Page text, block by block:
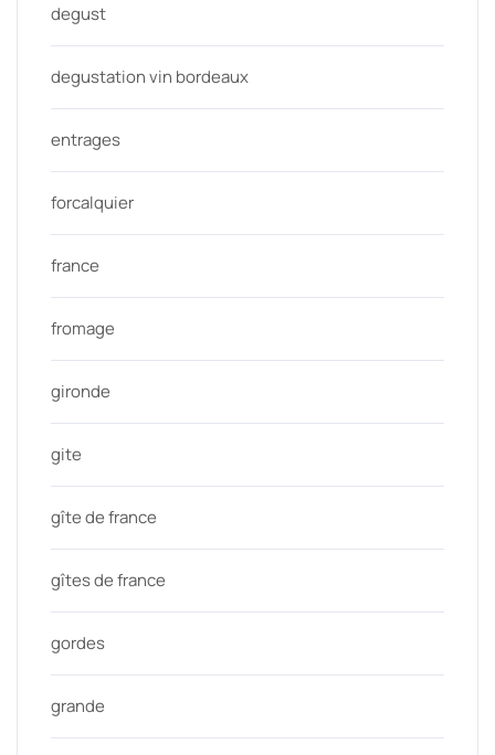
degust
degustation vin bordeaux
entrages
forcalquier
france
fromage
gironde
gite
gîte de france
gîtes de france
gordes
grande